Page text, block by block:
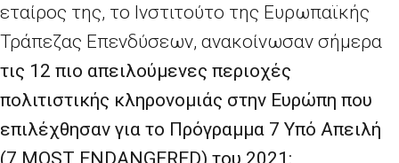
εταίρος της, το Ινστιτούτο της Ευρωπαϊκής
Τράπεζας Επενδύσεων, ανακοίνωσαν σήμερα
τις 12 πιο απειλούμενες περιοχές
πολιτιστικής κληρονομιάς στην Ευρώπη που
επιλέχθησαν για το Πρόγραμμα 7 Υπό Απειλή
(7 MOST ENDANGERED) του 2021: